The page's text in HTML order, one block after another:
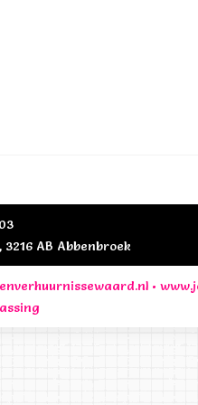
AB Abbenbroek
•